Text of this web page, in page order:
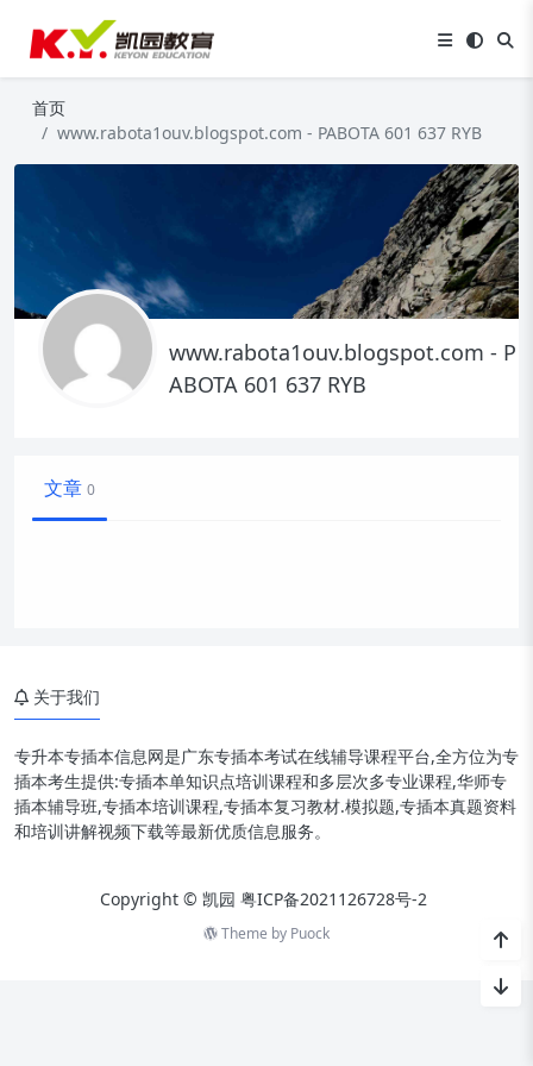
首页
www.rabota1ouv.blogspot.com - PABOTA 601 637 RYB
www.rabota1ouv.blogspot.com - P
ABOTA 601 637 RYB
文章 0
关于我们
专升本专插本信息网是广东专插本考试在线辅导课程平台,全方位为专
插本考生提供:专插本单知识点培训课程和多层次多专业课程,华师专
插本辅导班,专插本培训课程,专插本复习教材.模拟题,专插本真题资料
和培训讲解视频下载等最新优质信息服务。
Copyright © 凯园 粤ICP备2021126728号-2
Theme by Puock